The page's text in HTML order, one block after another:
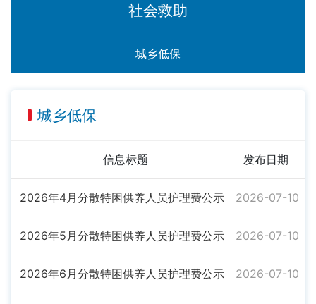
社会救助
城乡低保
城乡低保
信息标题 发布日期
2026年4月分散特困供养人员护理费公示 2026-07-10
2026年5月分散特困供养人员护理费公示 2026-07-10
2026年6月分散特困供养人员护理费公示 2026-07-10